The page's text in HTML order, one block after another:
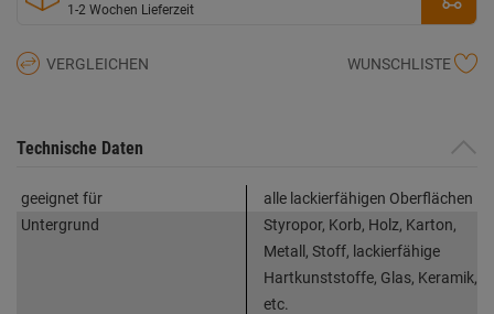
1-2 Wochen Lieferzeit
VERGLEICHEN WUNSCHLISTE
Technische Daten
geeignet für
alle lackierfähigen Oberflächen
Untergrund
Styropor, Korb, Holz, Karton,
Metall, Stoff, lackierfähige
Hartkunststoffe, Glas, Keramik,
etc.